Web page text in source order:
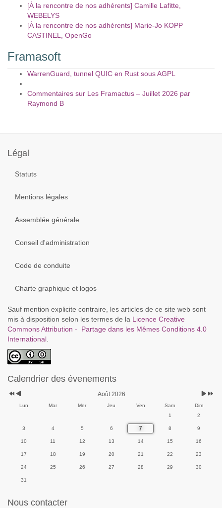
[À la rencontre de nos adhérents] Camille Lafitte,
WEBELYS
[À la rencontre de nos adhérents] Marie-Jo KOPP
CASTINEL, OpenGo
Framasoft
WarrenGuard, tunnel QUIC en Rust sous AGPL
Commentaires sur Les Framactus – Juillet 2026 par
Raymond B
Légal
Statuts
Mentions légales
Assemblée générale
Conseil d'administration
Code de conduite
Charte graphique et logos
Sauf mention explicite contraire, les articles de ce site web sont
mis à disposition selon les termes de la Licence Creative
Commons Attribution - Partage dans les Mêmes Conditions 4.0
International
Calendrier des évenements
précédenteprécédent
Août 2026
Lun Mar Mer Jeu Ven Sam
Dim
1
2
3 4 5 6 7 8 9
10 11 12 13 14 15 16
17 18 19 20 21 22 23
24 25 26 27 28 29 30
31
Nous contacter